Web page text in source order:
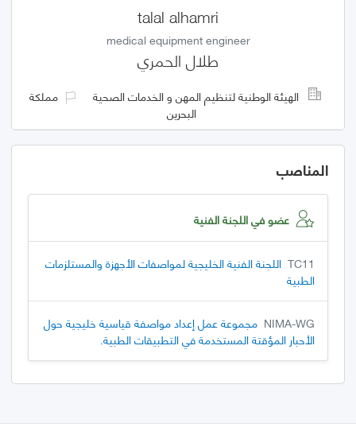
talal alhamri
medical equipment engineer
طلال الحمري
الهيئة الوطنية لتنظيم المهن و الخدمات الصحية
مملكة
البحرين
المناصب
عضو في اللجنة الفنية
TC11 اللجنة الفنية الخليجية لمواصفات الأجهزة والمستلزمات
الطبية
NIMA-WG مجموعة عمل إعداد مواصفة قياسية خليجية حول
الأحبار المؤقتة المستخدمة في التطبيقات الطبية.